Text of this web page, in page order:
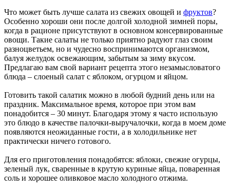
Что может быть лучше салата из свежих овощей и фруктов?
Особенно хороши они после долгой холодной зимней поры,
когда в рационе присутствуют в основном консервированные
овощи. Такие салаты не только приятно радуют глаз своим
разноцветьем, но и чудесно воспринимаются организмом,
балуя желудок освежающим, забытым за зиму вкусом.
Предлагаю вам свой вариант рецепта этого незамысловатого
блюда – слоеный салат с яблоком, огурцом и яйцом.
Готовить такой салатик можно в любой будний день или на
праздник. Максимальное время, которое при этом вам
понадобится – 30 минут. Благодаря этому я часто использую
это блюдо в качестве палочки-выручалочки, когда в моем доме
появляются неожиданные гости, а в холодильнике нет
практически ничего готового.
Для его приготовления понадобятся: яблоки, свежие огурцы,
зеленый лук, сваренные в крутую куриные яйца, поваренная
соль и хорошее оливковое масло холодного отжима.